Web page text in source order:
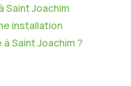
Saint Joachim
installation
Saint Joachim ?